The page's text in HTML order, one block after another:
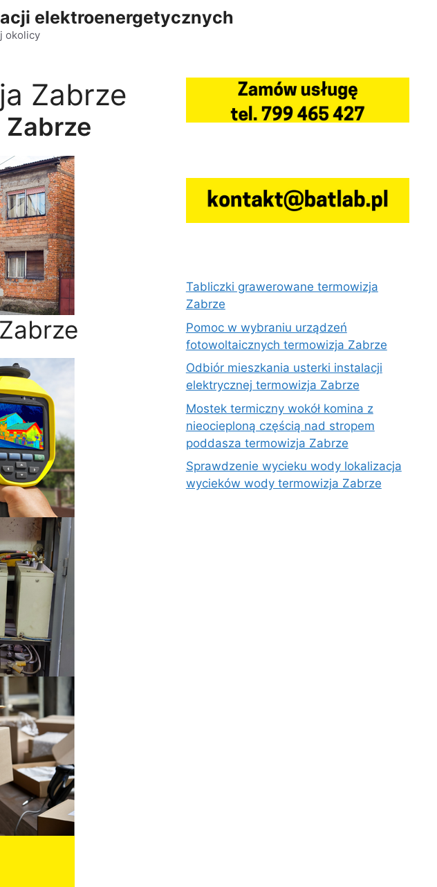
elektroenergetycznych
okolicy
Zabrze
Tabliczki grawerowane termowizja
Zabrze
Pomoc w wybraniu urządzeń
fotowoltaicznych termowizja Zabrze
Odbiór mieszkania usterki instalacji
elektrycznej termowizja Zabrze
Mostek termiczny wokół komina z
nieocieploną częścią nad stropem
poddasza termowizja Zabrze
Sprawdzenie wycieku wody lokalizacja
wycieków wody termowizja Zabrze